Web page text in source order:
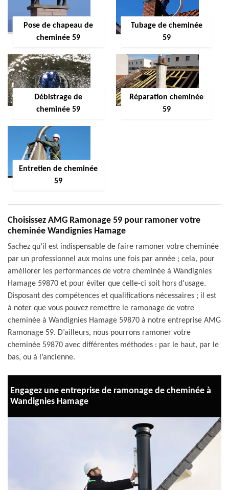
Pose de chapeau de
cheminée 59
Tubage de cheminée
59
Débistrage de
cheminée 59
Réparation cheminée
59
Entretien de cheminée
59
Choisissez AMG Ramonage 59 pour ramoner votre
cheminée Wandignies Hamage
Sachez qu’il est indispensable de faire ramoner votre cheminée
par un professionnel aux moins une fois par année ; cela, pour
améliorer les performances de votre cheminée à Wandignies
Hamage 59870 et pour éviter que celle-ci soit hors d’usage.
Disposant des compétences et qualifications nécessaires ; il est
à noter que vous pouvez remettre le ramonage de votre
cheminée à Wandignies Hamage 59870 à notre entreprise AMG
Ramonage 59. D’ailleurs, nous pourrons ramoner votre
cheminée 59870 avec différentes méthodes : par le haut, par le
bas, ou à l’ancienne.
Engagez une entreprise de ramonage de cheminée à
Wandignies Hamage